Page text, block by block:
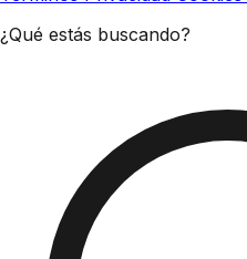
¿Qué estás buscando?